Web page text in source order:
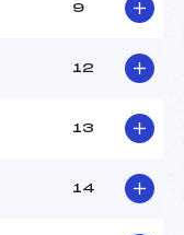
9
12
13
14